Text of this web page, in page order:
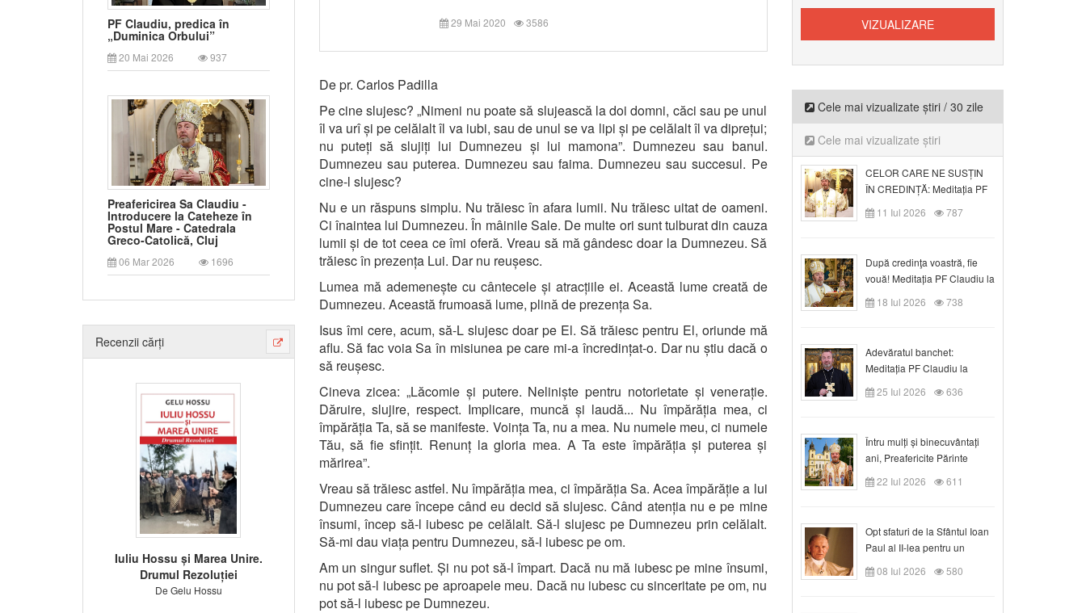
PF Claudiu, predica în
„Duminica Orbului”
20 Mai 2026 937
Preafericirea Sa Claudiu -
Introducere la Cateheze în
Postul Mare - Catedrala
Greco-Catolică, Cluj
06 Mar 2026 1696
Recenzii cărți
Iuliu Hossu și Marea Unire.
Drumul Rezoluției
De Gelu Hossu
29 Mai 2020 3586
De pr. Carlos Padilla
Pe cine slujesc? „Nimeni nu poate să slujească la doi domni, căci sau pe unul
îl va urî și pe celălalt îl va iubi, sau de unul se va lipi și pe celălalt îl va diprețui;
nu puteți să slujiți lui Dumnezeu și lui mamona”. Dumnezeu sau banul.
Dumnezeu sau puterea. Dumnezeu sau faima. Dumnezeu sau succesul. Pe
cine-l slujesc?
Nu e un răspuns simplu. Nu trăiesc în afara lumii. Nu trăiesc uitat de oameni.
Ci înaintea lui Dumnezeu. În mâinile Sale. De multe ori sunt tulburat din cauza
lumii și de tot ceea ce îmi oferă. Vreau să mă gândesc doar la Dumnezeu. Să
trăiesc în prezența Lui. Dar nu reușesc.
Lumea mă ademenește cu cântecele și atracțiile ei. Această lume creată de
Dumnezeu. Această frumoasă lume, plină de prezența Sa.
Isus îmi cere, acum, să-L slujesc doar pe El. Să trăiesc pentru El, oriunde mă
aflu. Să fac voia Sa în misiunea pe care mi-a încredințat-o. Dar nu știu dacă o
să reușesc.
Cineva zicea: „Lăcomie și putere. Neliniște pentru notorietate și venerație.
Dăruire, slujire, respect. Implicare, muncă și laudă... Nu împărăția mea, ci
împărăția Ta, să se manifeste. Voința Ta, nu a mea. Nu numele meu, ci numele
Tău, să fie sfințit. Renunț la gloria mea. A Ta este împărăția și puterea și
mărirea”.
Vreau să trăiesc astfel. Nu împărăția mea, ci împărăția Sa. Acea împărăție a lui
Dumnezeu care începe când eu decid să slujesc. Când atenția nu e pe mine
însumi, încep să-l iubesc pe celălalt. Să-l slujesc pe Dumnezeu prin celălalt.
Să-mi dau viața pentru Dumnezeu, să-l iubesc pe om.
Am un singur suflet. Și nu pot să-l împart. Dacă nu mă iubesc pe mine însumi,
nu pot să-l iubesc pe aproapele meu. Dacă nu iubesc cu sinceritate pe om, nu
pot să-l iubesc pe Dumnezeu.
Cele mai vizualizate știri / 30 zile
Cele mai vizualizate știri
CELOR CARE NE SUSȚIN
ÎN CREDINȚĂ: Meditația PF
Claudiu la Duminica a VI-a
după Rusalii
11 Iul 2026 787
După credinţa voastră, fie
vouă! Meditația PF Claudiu la
duminica a VII-a după Rusalii
18 Iul 2026 738
Adevăratul banchet:
Meditația PF Claudiu la
Duminica a VIII-a după
Rusalii
25 Iul 2026 636
Întru mulți și binecuvântați
ani, Preafericite Părinte
Claudiu!
22 Iul 2026 611
Opt sfaturi de la Sfântul Ioan
Paul al II-lea pentru un
creștin
08 Iul 2026 580